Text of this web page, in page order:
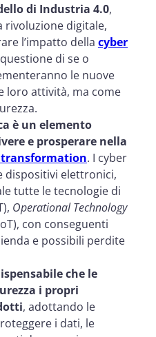
di Industria 4.0,
rivoluzione digitale,
l’impatto della cyber
di se o
le nuove
loro attività, ma come
è un elemento
e prosperare nella
. I cyber
dispositivi elettronici,
tutte le tecnologie di
Operational Technology
con conseguenti
e possibili perdite
che le
i propri
, adottando le
i dati, le